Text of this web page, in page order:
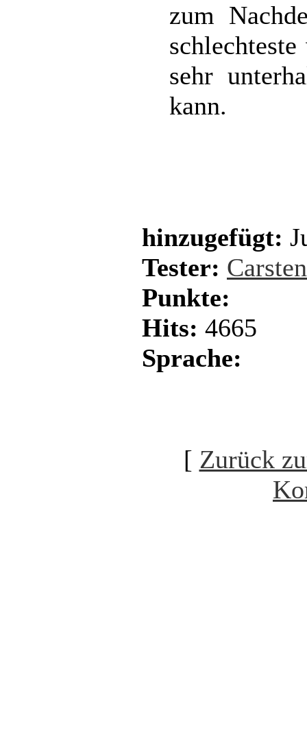
zum
sehr
kann.
hinzugefügt:
Tester:
Punkte:
Hits: 4665
Sprache:
[ Zurück